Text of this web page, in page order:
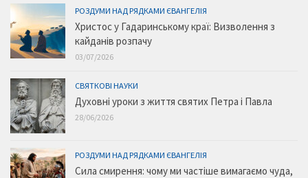
РОЗДУМИ НАД РЯДКАМИ ЄВАНГЕЛІЯ
Христос у Гадаринському краї: Визволення з
кайданів розпачу
03/07/2026
СВЯТКОВІ НАУКИ
Духовні уроки з життя святих Петра і Павла
28/06/2026
РОЗДУМИ НАД РЯДКАМИ ЄВАНГЕЛІЯ
Сила смирення: чому ми частіше вимагаємо чуда,